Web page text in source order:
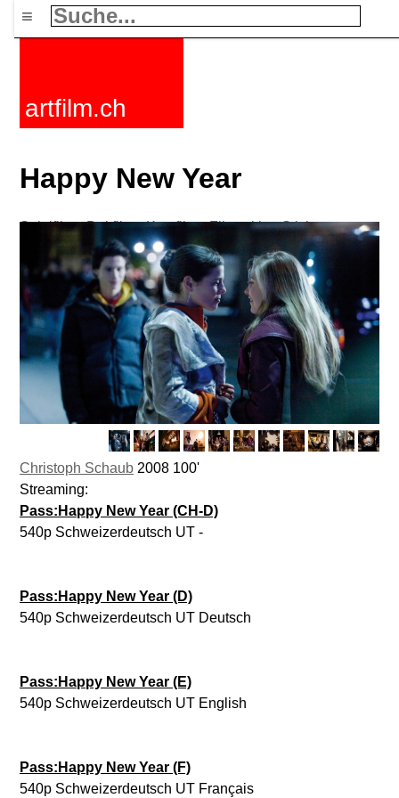
≡
artfilm.ch
Happy New Year
Christoph Schaub 2008 100'
Streaming:
Pass:Happy New Year (CH-D)
540p Schweizerdeutsch UT -
Pass:Happy New Year (D)
540p Schweizerdeutsch UT Deutsch
Pass:Happy New Year (E)
540p Schweizerdeutsch UT English
Pass:Happy New Year (F)
540p Schweizerdeutsch UT Français
Spielfilme Dokfilme Kurzfilme Filmzyklen Stichworte
Nachrichten F-Rated FAQ Kontakt Maillist
Warenkorb
AGB KaufenAktivierenAbo
216.73.216.62